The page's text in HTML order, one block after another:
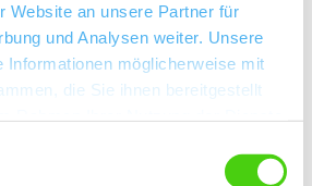
Website an unsere Partner für
und Analysen weiter. Unsere
Informationen möglicherweise mit
die Sie ihnen bereitgestellt